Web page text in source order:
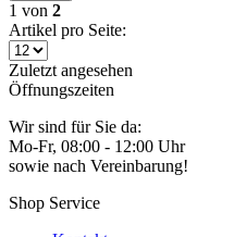
1 von 2
Artikel pro Seite:
Zuletzt angesehen
Öffnungszeiten
Wir sind für Sie da:
Mo-Fr, 08:00 - 12:00 Uhr
sowie nach Vereinbarung!
Shop Service